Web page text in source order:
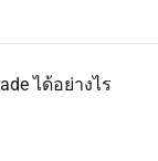
ได้อย่างไร